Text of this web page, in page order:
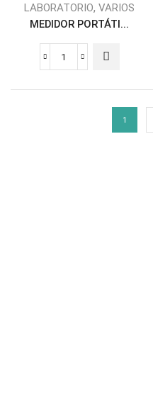
LABORATORIO, VARIOS
MEDIDOR PORTÁTI...
1